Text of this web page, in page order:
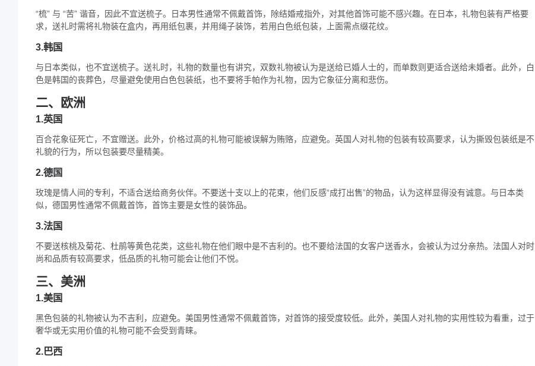
“梳” 与 “苦” 谐音，因此不宜送梳子。日本男性通常不佩戴首饰，除结婚戒指外，对其他首饰可能不感兴趣。在日本，礼物包装有严格要
求，送礼时需将礼物装在盒内，再用纸包裹，并用绳子装饰，若用白色纸包装，上面需点缀花纹。​
3.韩国
与日本类似，也不宜送梳子。送礼时，礼物的数量也有讲究，双数礼物被认为是送给已婚人士的，而单数则更适合送给未婚者。此外，白
色是韩国的丧葬色，尽量避免使用白色包装纸，也不要将手帕作为礼物，因为它象征分离和悲伤。​
二、欧洲​
1.英国
百合花象征死亡，不宜赠送。此外，价格过高的礼物可能被误解为贿赂，应避免。英国人对礼物的包装有较高要求，认为撕毁包装纸是不
礼貌的行为，所以包装要尽量精美。​
2.德国
玫瑰是情人间的专利，不适合送给商务伙伴。不要送十支以上的花束，他们反感“成打出售”的物品，认为这样显得没有诚意。与日本类
似，德国男性通常不佩戴首饰，首饰主要是女性的装饰品。​
3.法国
不要送核桃及菊花、杜鹃等黄色花类，这些礼物在他们眼中是不吉利的。也不要给法国的女客户送香水，会被认为过分亲热。法国人对时
尚和品质有较高要求，低品质的礼物可能会让他们不悦。​
三、美洲​
1.美国
黑色包装的礼物被认为不吉利，应避免。美国男性通常不佩戴首饰，对首饰的接受度较低。此外，美国人对礼物的实用性较为看重，过于
奢华或无实用价值的礼物可能不会受到青睐。
2.巴西